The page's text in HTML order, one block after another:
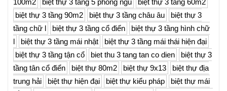
100m2
biệt thự 3 tầng 5 phòng ngủ
biệt thự 3 tầng 60m2
biệt thự 3 tầng 90m2
biệt thự 3 tầng châu âu
biệt thự 3
tầng chữ l
biệt thự 3 tầng cổ điển
biệt thự 3 tầng hình chữ
biệt thự 3 tầng mái nhật
biệt thự 3 tầng mái thái hiện đại
biệt thự 3 tầng tận cổ
biet thu 3 tang tan co dien
biệt thự 3
tầng tân cổ điển
biệt thự 80m2 biệt thự 9x13
biệt thự địa
trung hải
biệt thự hiện đại biệt thự kiểu pháp
biệt thự mái